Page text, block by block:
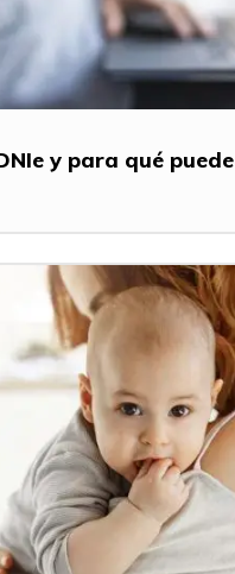
y para qué puede